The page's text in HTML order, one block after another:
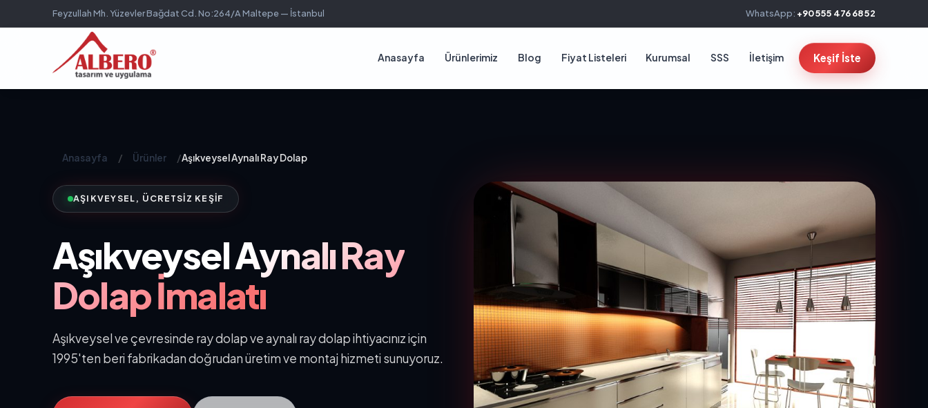
Feyzullah Mh. Yüzevler Bağdat Cd. No:264/A Maltepe — İstanbul WhatsApp: +90 555 476 68 52
Anasayfa Ürünlerimiz Blog Fiyat Listeleri Kurumsal SSS İletişim Keşif İste
Anasayfa / Ürünler /Aşıkveysel Aynalı Ray Dolap
AŞIKVEYSEL, ÜCRETSIZ KEŞIF
AşıkveyselAynalı Ray
Dolap İmalatı
Aşıkveysel ve çevresinde ray dolap ve aynalı ray dolap ihtiyacınız için
1995'ten beri fabrikadan doğrudan üretim ve montaj hizmeti sunuyoruz.